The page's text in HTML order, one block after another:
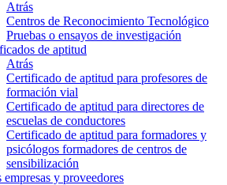
Atrás
Centros de Reconocimiento Tecnológico
Pruebas o ensayos de investigación
de aptitud
Atrás
Certificado de aptitud para profesores de
formación vial
Certificado de aptitud para directores de
escuelas de conductores
Certificado de aptitud para formadores y
psicólogos formadores de centros de
sensibilización
empresas y proveedores